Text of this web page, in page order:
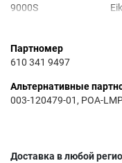
9000S
Партномер
610 341 9497
Альтернативные
003-120479-01, POA-
Доставка в любой